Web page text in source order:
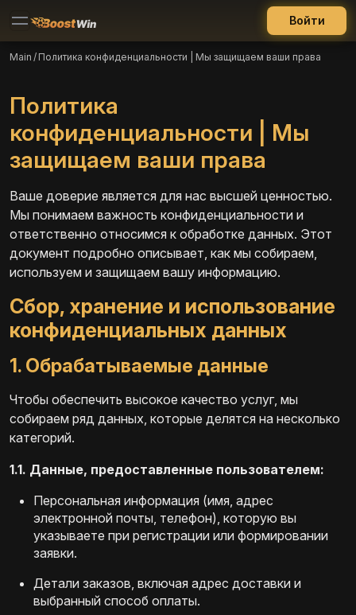
Войти
Main / Политика конфиденциальности | Мы защищаем ваши права
Политика
конфиденциальности | Мы
защищаем ваши права
Ваше доверие является для нас высшей ценностью.
Мы понимаем важность конфиденциальности и
ответственно относимся к обработке данных. Этот
документ подробно описывает, как мы собираем,
используем и защищаем вашу информацию.
Сбор, хранение и использование
конфиденциальных данных
1. Обрабатываемые данные
Чтобы обеспечить высокое качество услуг, мы
собираем ряд данных, которые делятся на несколько
категорий.
1.1. Данные, предоставленные пользователем:
Персональная информация (имя, адрес
электронной почты, телефон), которую вы
указываете при регистрации или формировании
заявки.
Детали заказов, включая адрес доставки и
выбранный способ оплаты.